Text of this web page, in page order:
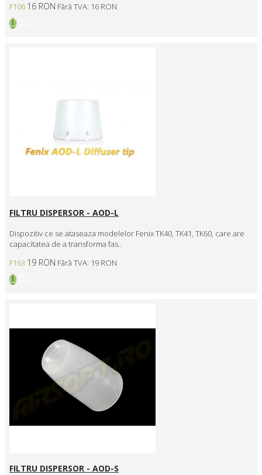
F106 16 RON Fără TVA: 16 RON
FILTRU DISPERSOR - AOD-L
Dispozitiv ce se ataseaza modelelor Fenix TK40, TK41, TK60, care are
capacitatea de a transforma fas..
F163 19 RON Fără TVA: 19 RON
FILTRU DISPERSOR - AOD-S